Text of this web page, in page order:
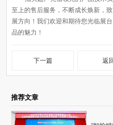
品的魅力！
下一篇 返
推荐文章